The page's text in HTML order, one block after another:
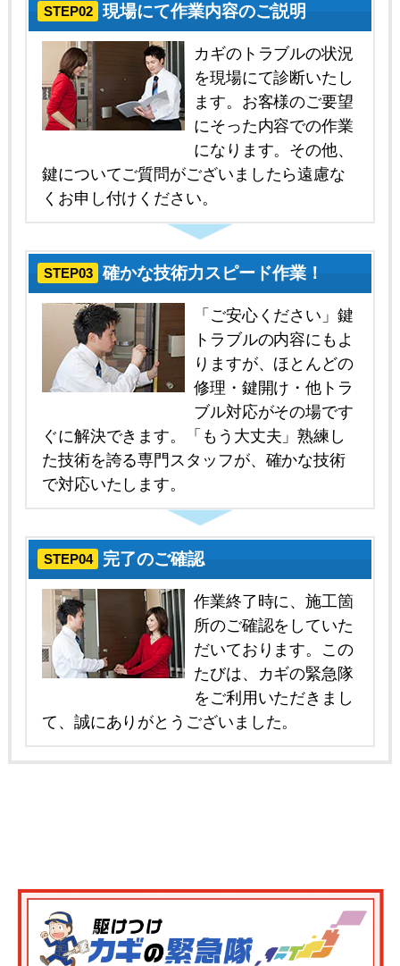
STEP02 現場にて作業内容のご説明
カギのトラブルの状況
を現場にて診断いたし
ます。お客様のご要望
にそった内容での作業
になります。その他、
鍵についてご質問がございましたら遠慮な
くお申し付けください。
STEP03 確かな技術力スピード作業！
「ご安心ください」鍵
トラブルの内容にもよ
りますが、ほとんどの
修理・鍵開け・他トラ
ブル対応がその場です
ぐに解決できます。「もう大丈夫」熟練し
た技術を誇る専門スタッフが、確かな技術
で対応いたします。
STEP04 完了のご確認
作業終了時に、施工箇
所のご確認をしていた
だいております。この
たびは、カギの緊急隊
をご利用いただきまし
て、誠にありがとうございました。